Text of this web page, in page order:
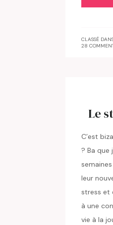
CLASSÉ
28
Le
C’est
? Ba que
leur
stress et
à une
vie à la